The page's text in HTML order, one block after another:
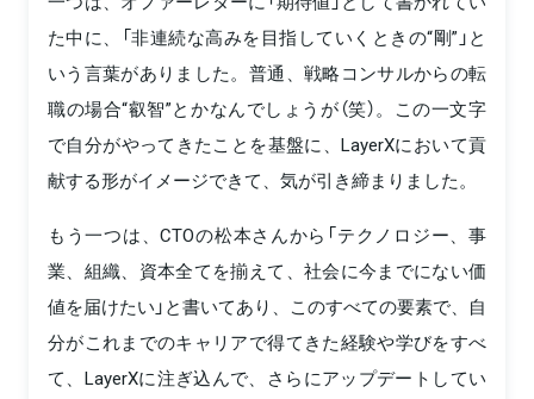
た中に、「非連続な高みを目指していくときの“剛”」と
いう言葉がありました。普通、戦略コンサルからの転
職の場合“叡智”とかなんでしょうが（笑）。この一文字
で自分がやってきたことを基盤に、LayerXにおいて貢
献する形がイメージできて、気が引き締まりました。
もう一つは、CTOの松本さんから「テクノロジー、事
業、組織、資本全てを揃えて、社会に今までにない価
値を届けたい」と書いてあり、このすべての要素で、自
分がこれまでのキャリアで得てきた経験や学びをすべ
て、LayerXに注ぎ込んで、さらにアップデートしてい